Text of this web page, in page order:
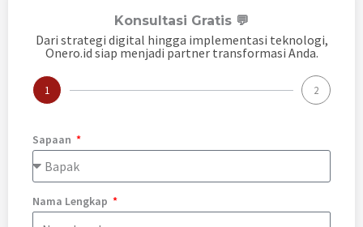
Konsultasi Gratis 💬
Dari strategi digital hingga implementasi teknologi,
Onero.id siap menjadi partner transformasi Anda.
1 2
Sapaan
Nama Lengkap